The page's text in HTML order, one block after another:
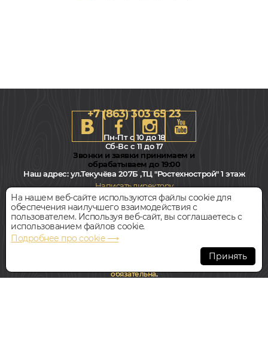
+7 (863) 303 65 23
Пн-Пт с 10 до 18
Сб-Вс с 11 до 17
Звонки и заявки принимаем и
обрабатываем до 19:00
Наш адрес:ул.Текучёва 207Б ,ТЦ "Ростехнострой" 1 этаж
Написать директору
Всегда свободная парковка
© Интернет-магазин Polvamvdom.ru 2011-2026. Все права
При копировании материалов прямая ссылка на сайт
обязательна.
На нашем веб-сайте используются файлы cookie для
обеспечения наилучшего взаимодействия с
пользователем. Используя веб-сайт, вы соглашаетесь с
использованием файлов cookie.
Подробнее про cookie ⟶
Принять